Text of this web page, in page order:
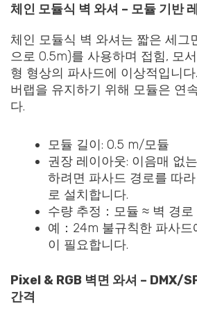
체인 모듈식 벽 와셔 – 모듈 기반
체인 모듈식 벽 와셔는 짧은 세그
으로 0.5m)를 사용하며 접힘, 모
형 형상의 파사드에 이상적입니
버랩을 유지하기 위해 모듈은 연
다.
모듈 길이: 0.5 m/모듈
권장 레이아웃: 이음매 없
하려면 파사드 경로를 따
로 설치합니다.
수량 추정：모듈 ≈ 벽 경
예：24m 불규칙한 파사
이 필요합니다.
Pixel & RGB 벽면 와셔 – DMX/
간격